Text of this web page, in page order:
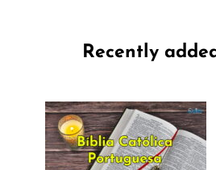
Recently